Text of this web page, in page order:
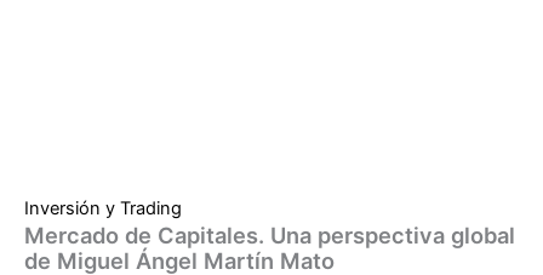
Inversión y Trading
Mercado de Capitales. Una perspectiva global
de Miguel Ángel Martín Mato